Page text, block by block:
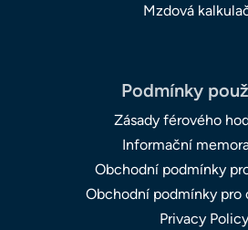
Mzdová
Podmínky
Zásady férového
Informační
Obchodní podmínky
Obchodní podmínky pro
Privacy Policy